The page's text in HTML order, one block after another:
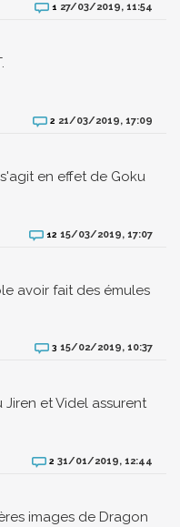
1 27/03/2019, 11:54
2 21/03/2019, 17:09
en effet de Goku
12 15/03/2019, 17:07
avoir fait des émules
3 15/02/2019, 10:37
et Videl assurent
2 31/01/2019, 12:44
images de Dragon